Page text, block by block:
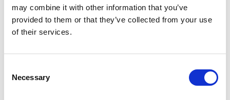
may combine it with other information that you’ve
provided to them or that they’ve collected from your use
of their services.
Selection
Necessary
mimo y sin prisa gracias a la experiencia de nuestro chef.
Taller de fragancias: más allá de la lavanda, crea tu propia
esencia con las plantas que nos rodean para llevarte un
sorprendentes junto a nuestro mixologist.